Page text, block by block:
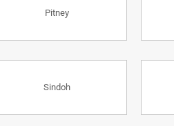
Pitney
Sindoh